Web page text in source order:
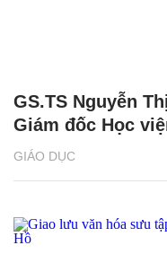
GIÁO DỤC
GS.TS Nguyễn
Giám đốc Học